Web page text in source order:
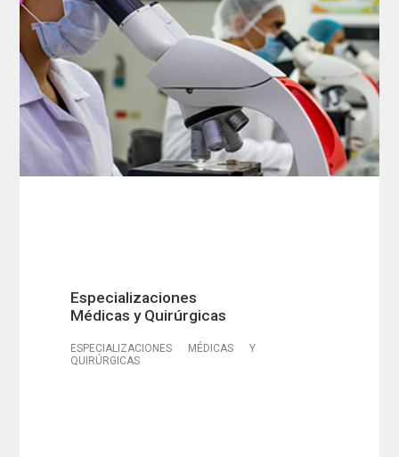
Especializaciones
Médicas y Quirúrgicas
ESPECIALIZACIONES MÉDICAS Y
QUIRÚRGICAS